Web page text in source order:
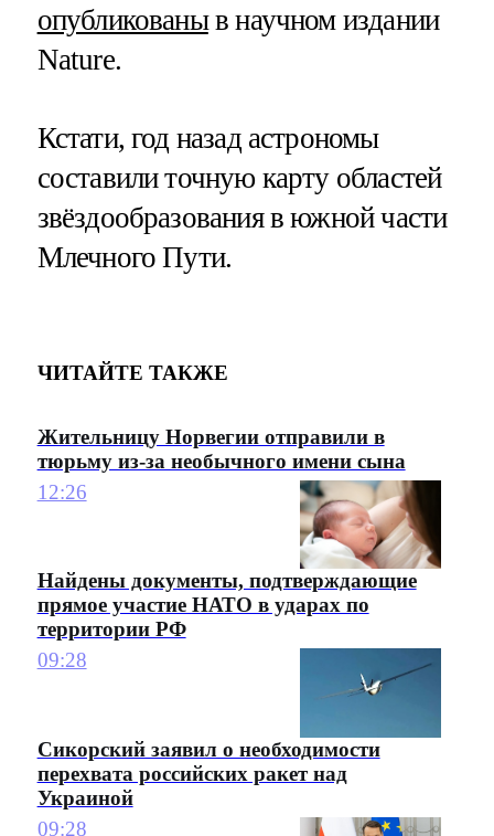
опубликованыв научном издании
Nature.
Кстати, год назад астрономы
составили точную карту областей
звёздообразования в южной части
Млечного Пути.
ЧИТАЙТЕ ТАКЖЕ
Жительницу Норвегии отправили в
тюрьму из-за необычного имени сына
12:26
Найдены документы, подтверждающие
прямое участие НАТО в ударах по
территории РФ
09:28
Сикорский заявил о необходимости
перехвата российских ракет над
Украиной
09:28